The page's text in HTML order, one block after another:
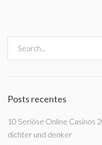
Posts recentes
10 Seriöse Online Casinos
dichter und denker